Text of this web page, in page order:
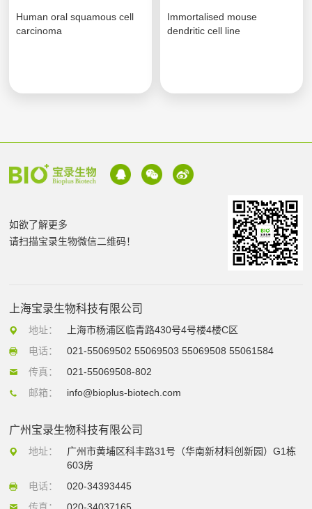
Human oral squamous cell
carcinoma
Immortalised mouse
dendritic cell line
如欲了解更多
请扫描宝录生物微信二维码！
上海宝录生物科技有限公司
地址：
上海市杨浦区临青路430号4号楼4楼C区
电话：
021-55069502 55069503 55069508 55061584
传真：
021-55069508-802
邮箱：
info@bioplus-biotech.com
广州宝录生物科技有限公司
地址：
广州市黄埔区科丰路31号（华南新材料创新园）G1栋
603房
电话：
020-34393445